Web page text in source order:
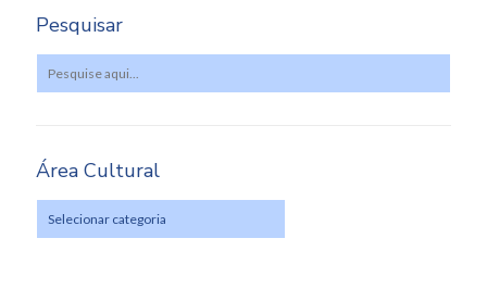
Pesquisar
Área Cultural